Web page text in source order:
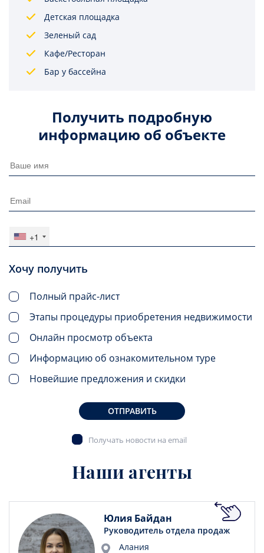
Детская площадка
Зеленый сад
Кафе/Ресторан
Бар у бассейна
Получить подробную
информацию об объекте
+1
Хочу получить
Полный прайс-лист
Этапы процедуры приобретения недвижимости
Онлайн просмотр объекта
Информацию об ознакомительном туре
Новейшие предложения и скидки
ОТПРАВИТЬ
Получать новости на email
Наши агенты
Юлия Байдан
Руководитель отдела продаж
Алания